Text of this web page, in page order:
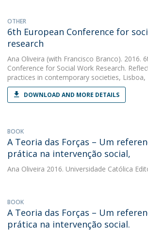
OTHER
6th European Conference for
research
Ana Oliveira (with Francisco Branco). 2016.
Conference for Social Work Research.
practices in contemporary societies,
DOWNLOAD AND MORE DETAILS
BOOK
A Teoria das Forças – Um
prática na intervenção social,
Ana Oliveira 2016. Universidade Católica
BOOK
A Teoria das Forças – Um
prática na intervenção social.